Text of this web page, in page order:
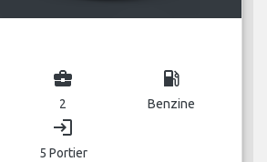
business_center
2
local_gas_station
Benzine
login
5 Portier